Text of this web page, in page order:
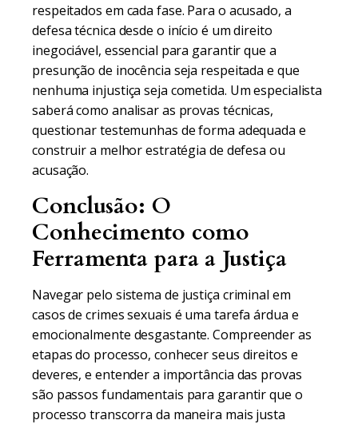
respeitados em cada fase. Para o acusado, a
defesa técnica desde o início é um direito
inegociável, essencial para garantir que a
presunção de inocência seja respeitada e que
nenhuma injustiça seja cometida. Um especialista
saberá como analisar as provas técnicas,
questionar testemunhas de forma adequada e
construir a melhor estratégia de defesa ou
acusação.
Conclusão: O
Conhecimento como
Ferramenta para a Justiça
Navegar pelo sistema de justiça criminal em
casos de crimes sexuais é uma tarefa árdua e
emocionalmente desgastante. Compreender as
etapas do processo, conhecer seus direitos e
deveres, e entender a importância das provas
são passos fundamentais para garantir que o
processo transcorra da maneira mais justa